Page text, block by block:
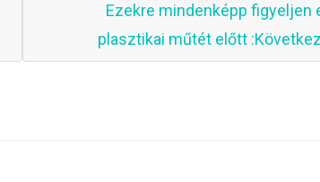
Ezekre mindenképp figyeljen
plasztikai műtét előtt